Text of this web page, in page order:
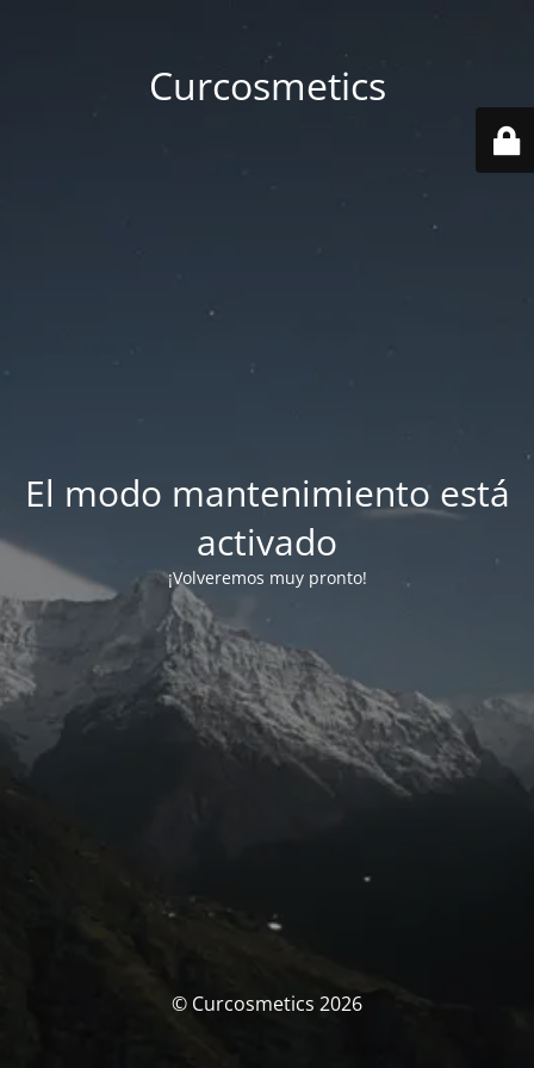
Curcosmetics
El modo mantenimiento está
activado
¡Volveremos muy pronto!
© Curcosmetics 2026